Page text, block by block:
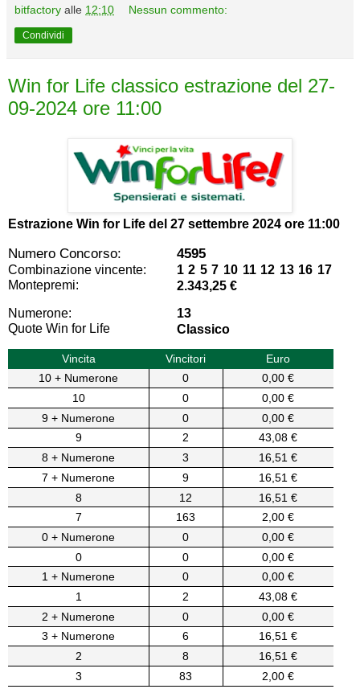
bitfactory alle 12:10 Nessun commento:
Condividi
Win for Life classico estrazione del 27-
09-2024 ore 11:00
Estrazione Win for Life del 27 settembre 2024 ore 11:00
Numero Concorso: 4595
Combinazione vincente:
1 2 5 7 10 11 12 13 16 17
Montepremi:
2.343,25 €
Numerone:
13
Quote Win for Life
Classico
Vincita Vincitori
Euro
10 + Numerone
0
0,00 €
10
0
0,00 €
9 + Numerone
0
0,00 €
9
2
43,08 €
8 + Numerone
3
16,51 €
7 + Numerone
9
16,51 €
8
12
16,51 €
7
163
2,00 €
0 + Numerone
0
0,00 €
0
0
0,00 €
1 + Numerone
0
0,00 €
1
2
43,08 €
2 + Numerone
0
0,00 €
3 + Numerone
6
16,51 €
2
8
16,51 €
3
83 2,00 €